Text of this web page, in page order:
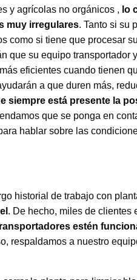
y agrícolas no orgánicos , lo
muy irregulares. Tanto si su
como si tiene que procesar
que su equipo transportador
eficientes cuando tienen
a que duren más,
siempre está presente la
que se ponga en
hablar sobre las
historial de trabajo con
. De hecho, miles de clientes
estén
respaldamos a nuestro